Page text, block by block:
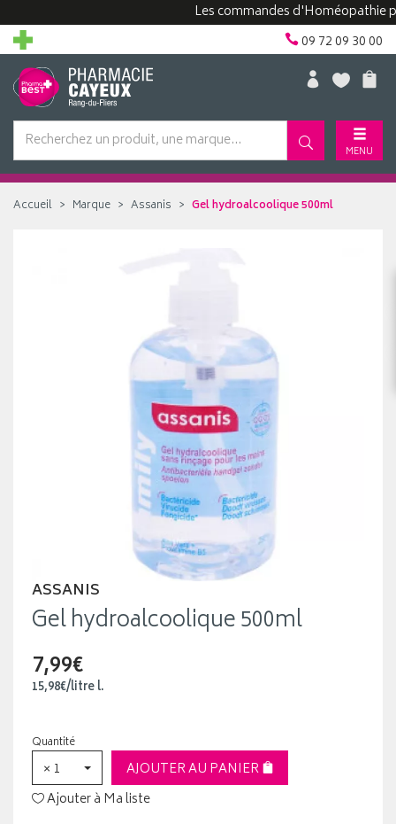
Les commandes d'Homéopathie
09 72 09 30 00
MENU
Accueil Marque Assanis Gel hydroalcoolique 500ml
ASSANIS
Gel hydroalcoolique 500ml
7,99€
15,98€/litrel.
Quantité
× 1
AJOUTER AU PANIER
Ajouter à Ma liste